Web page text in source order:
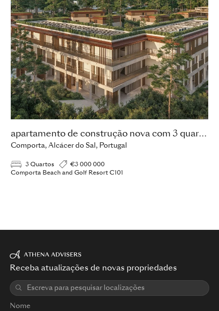
apartamento de construção nova com 3 quartos
Comporta, Alcácer do Sal, Portugal
3 Quartos
€3 000 000
Comporta Beach and Golf Resort C101
Receba atualizações de novas propriedades